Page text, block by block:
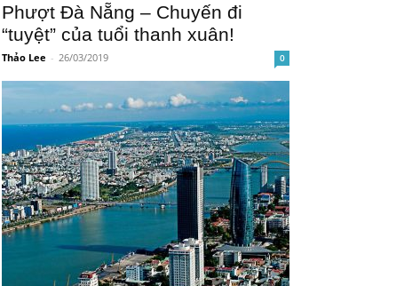
Phượt Đà Nẵng – Chuyến đi
“tuyệt” của tuổi thanh xuân!
Thảo Lee - 26/03/2019 0